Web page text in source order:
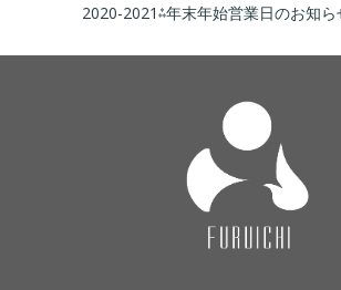
2020-2021⁂年末年始営業日のお知ら